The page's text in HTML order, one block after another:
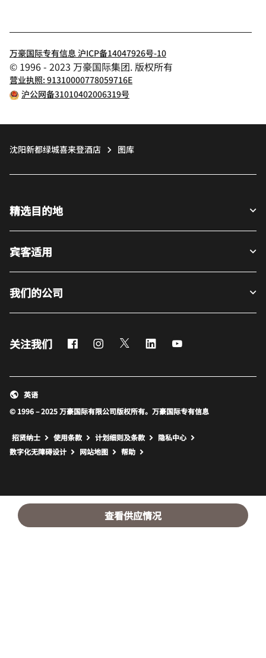
查看供应情况
万豪国际专有信息 沪ICP备14047926号-10
© 1996 - 2023 万豪国际集团. 版权所有
营业执照: 91310000778059716E
沪公网备31010402006319号
沈阳新都绿城喜来登酒店 图库
精选目的地
宾客适用
我们的公司
关注我们 FacebookInstagram
Twitter LinkedIn
© 1996 – 2025 万豪国际有限公司版权所有。万豪国际专有信息
英语
招贤纳士 使用条款 计划细则及条款
隐私中心
数字化无障碍设计
网站地图 打开新窗口
帮助